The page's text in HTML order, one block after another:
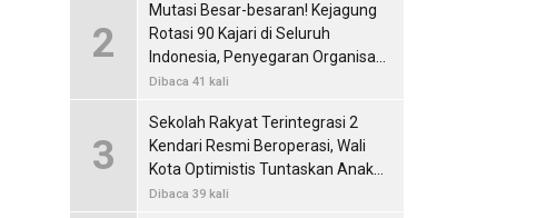
2
Mutasi Besar-besaran! Kejagung
Rotasi 90 Kajari di Seluruh
Indonesia, Penyegaran Organisasi
untuk Perkuat Penegakan Hukum
Dibaca 41 kali
3
Sekolah Rakyat Terintegrasi 2
Kendari Resmi Beroperasi, Wali
Kota Optimistis Tuntaskan Anak
Putus Sekolah
Dibaca 39 kali